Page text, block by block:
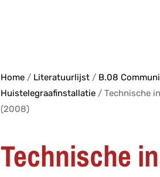
Home/ Literatuurlijst/ B.08
Huistelegraafinstallatie/ Technische
(2008)
Technische